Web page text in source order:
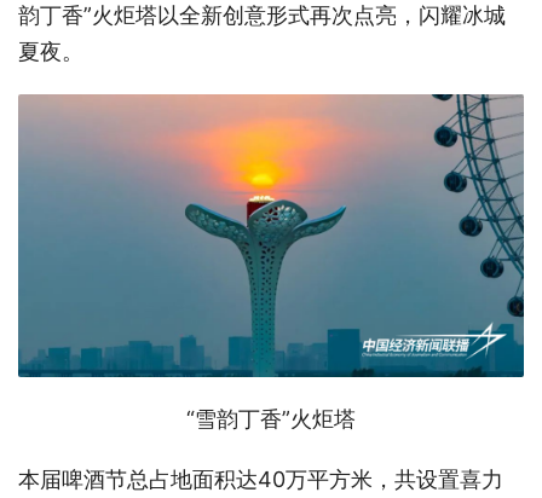
韵丁香”火炬塔以全新创意形式再次点亮，闪耀冰城
夏夜。
“雪韵丁香”火炬塔
本届啤酒节总占地面积达40万平方米，共设置喜力